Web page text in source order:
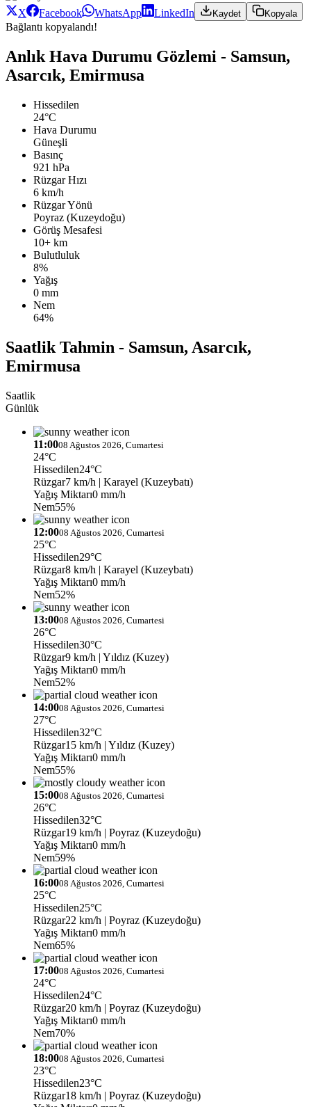
X Facebook WhatsApp LinkedIn Kaydet Kopyala
Bağlantı kopyalandı!
Anlık Hava Durumu Gözlemi - Samsun,
Asarcık, Emirmusa
Hissedilen
24°C
Hava Durumu
Güneşli
Basınç
921 hPa
Rüzgar Hızı
6 km/h
Rüzgar Yönü
Poyraz (Kuzeydoğu)
Görüş Mesafesi
10+ km
Bulutluluk
8%
Yağış
0 mm
Nem
64%
Saatlik Tahmin - Samsun, Asarcık,
Emirmusa
Saatlik
Günlük
11:0008 Ağustos 2026, Cumartesi
24°C
Hissedilen24°C
Rüzgar7 km/h | Karayel (Kuzeybatı)
Yağış Miktarı0 mm/h
Nem55%
12:0008 Ağustos 2026, Cumartesi
25°C
Hissedilen29°C
Rüzgar8 km/h | Karayel (Kuzeybatı)
Yağış Miktarı0 mm/h
Nem52%
13:0008 Ağustos 2026, Cumartesi
26°C
Hissedilen30°C
Rüzgar9 km/h | Yıldız (Kuzey)
Yağış Miktarı0 mm/h
Nem52%
14:0008 Ağustos 2026, Cumartesi
27°C
Hissedilen32°C
Rüzgar15 km/h | Yıldız (Kuzey)
Yağış Miktarı0 mm/h
Nem55%
15:0008 Ağustos 2026, Cumartesi
26°C
Hissedilen32°C
Rüzgar19 km/h | Poyraz (Kuzeydoğu)
Yağış Miktarı0 mm/h
Nem59%
16:0008 Ağustos 2026, Cumartesi
25°C
Hissedilen25°C
Rüzgar22 km/h | Poyraz (Kuzeydoğu)
Yağış Miktarı0 mm/h
Nem65%
17:0008 Ağustos 2026, Cumartesi
24°C
Hissedilen24°C
Rüzgar20 km/h | Poyraz (Kuzeydoğu)
Yağış Miktarı0 mm/h
Nem70%
18:0008 Ağustos 2026, Cumartesi
23°C
Hissedilen23°C
Rüzgar18 km/h | Poyraz (Kuzeydoğu)